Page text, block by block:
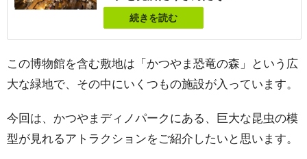
続きを読む
この博物館を含む敷地は「かつやま恐竜の森」という広
大な緑地で、その中にいくつもの施設が入っています。
今回は、かつやまディノパークにある、巨大な昆虫の模
型が見れるアトラクションをご紹介したいと思います。